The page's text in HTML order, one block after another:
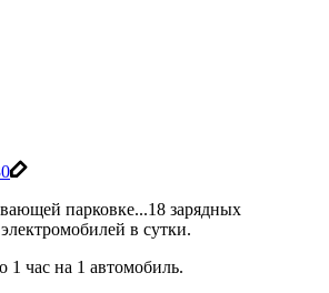
парковке...18 зарядных
в сутки.
1 час на 1 автомобиль.